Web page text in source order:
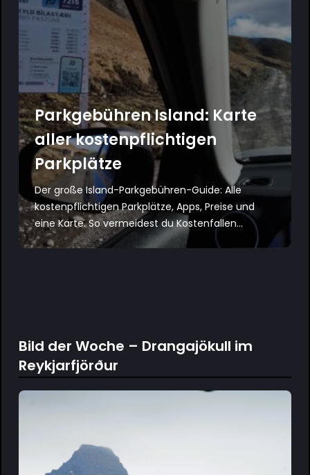
Parkgebühren Island: Karte
aller kostenpflichtigen
Parkplätze
Der große Island-Parkgebühren-Guide: Alle
kostenpflichtigen Parkplätze, Apps, Preise und
eine Karte. So vermeidest du Kostenfallen...
Bild der Woche – Drangajökull im
Reykjarfjörður